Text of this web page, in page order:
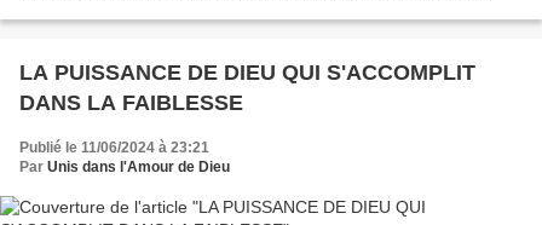
LA PUISSANCE DE DIEU QUI S'ACCOMPLIT
DANS LA FAIBLESSE
Publié le 11/06/2024 à 23:21
Par Unis dans l'Amour de Dieu